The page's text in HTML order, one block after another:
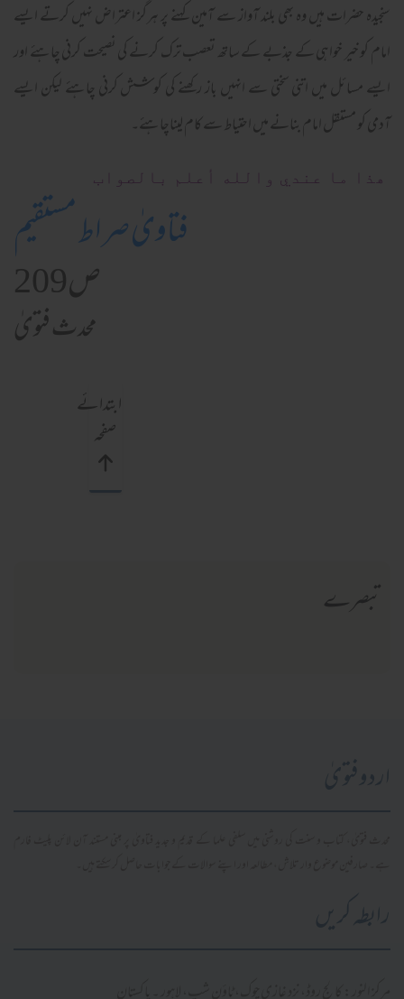
سنجیدہ حضرات ہیں وہ بھی بلند آواز سے آمین کہنے پر ہرگز اعتراض نہیں کرتے ایسے
امام کو خیر خواہی کے جذبے کے ساتھ تعصب ترک کرنے کی نصیحت کرنی چاہئے اور
ایسے مسائل میں اتنی سختی سے انہیں باز رکھنے کی کوشش کرنی چاہئے لیکن ایسے
آدمی کو مستقل امام بنانے میں احتیاط سے کام لیناچاہئے۔
ھذا ما عندي والله أعلم بالصواب
فتاویٰ صراط مستقیم
ص209
محدث فتویٰ
ابتدائے
صفحہ
تبصرے